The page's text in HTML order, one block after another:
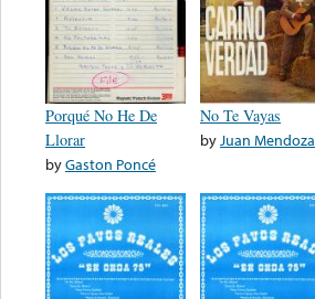
Porqué No He De
Llorar
byGaston Poncé
No Te Vayas
byJuan Mendoza